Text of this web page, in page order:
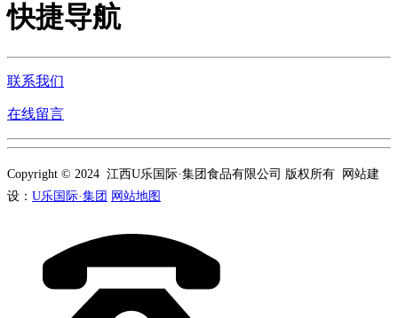
快捷导航
联系我们
在线留言
Copyright © 2024 江西U乐国际·集团食品有限公司 版权所有 网站建
设： U乐国际·集团 网站地图